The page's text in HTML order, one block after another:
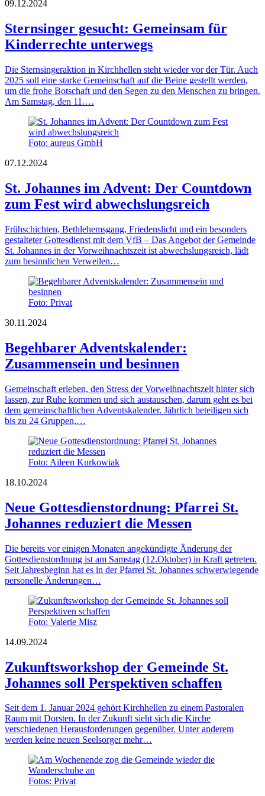
09.12.2024
Sternsinger gesucht: Gemeinsam für
Kinderrechte unterwegs
Die Sternsingeraktion in Kirchhellen steht wieder vor der Tür. Auch
2025 soll eine starke Gemeinschaft auf die Beine gestellt werden,
um die frohe Botschaft und den Segen zu den Menschen zu bringen.
Am Samstag, den 11.…
Foto: aureus GmbH
07.12.2024
St. Johannes im Advent: Der Countdown
zum Fest wird abwechslungsreich
Frühschichten, Bethlehemsgang, Friedenslicht und ein besonders
gestalteter Gottesdienst mit dem VfB – Das Angebot der Gemeinde
St. Johannes in der Vorweihnachtszeit ist abwechslungsreich, lädt
zum besinnlichen Verweilen…
Foto: Privat
30.11.2024
Begehbarer Adventskalender:
Zusammensein und besinnen
Gemeinschaft erleben, den Stress der Vorweihnachtszeit hinter sich
lassen, zur Ruhe kommen und sich austauschen, darum geht es bei
dem gemeinschaftlichen Adventskalender. Jährlich beteiligen sich
bis zu 24 Gruppen,…
Foto: Aileen Kurkowiak
18.10.2024
Neue Gottesdienstordnung: Pfarrei St.
Johannes reduziert die Messen
Die bereits vor einigen Monaten angekündigte Änderung der
Gottesdienstordnung ist am Samstag (12.Oktober) in Kraft getreten.
Seit Jahresbeginn hat es in der Pfarrei St. Johannes schwerwiegende
personelle Änderungen…
Foto: Valerie Misz
14.09.2024
Zukunftsworkshop der Gemeinde St.
Johannes soll Perspektiven schaffen
Seit dem 1. Januar 2024 gehört Kirchhellen zu einem Pastoralen
Raum mit Dorsten. In der Zukunft sieht sich die Kirche
verschiedenen Herausforderungen gegenüber. Unter anderem
werden keine neuen Seelsorger mehr…
Fotos: Privat